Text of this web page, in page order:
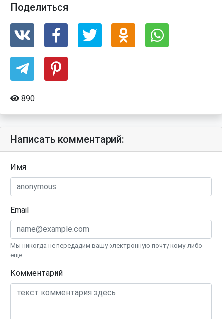
Поделиться
890
Написать комментарий:
Имя
Email
Мы никогда не передадим вашу электронную почту кому-либо
еще.
Комментарий